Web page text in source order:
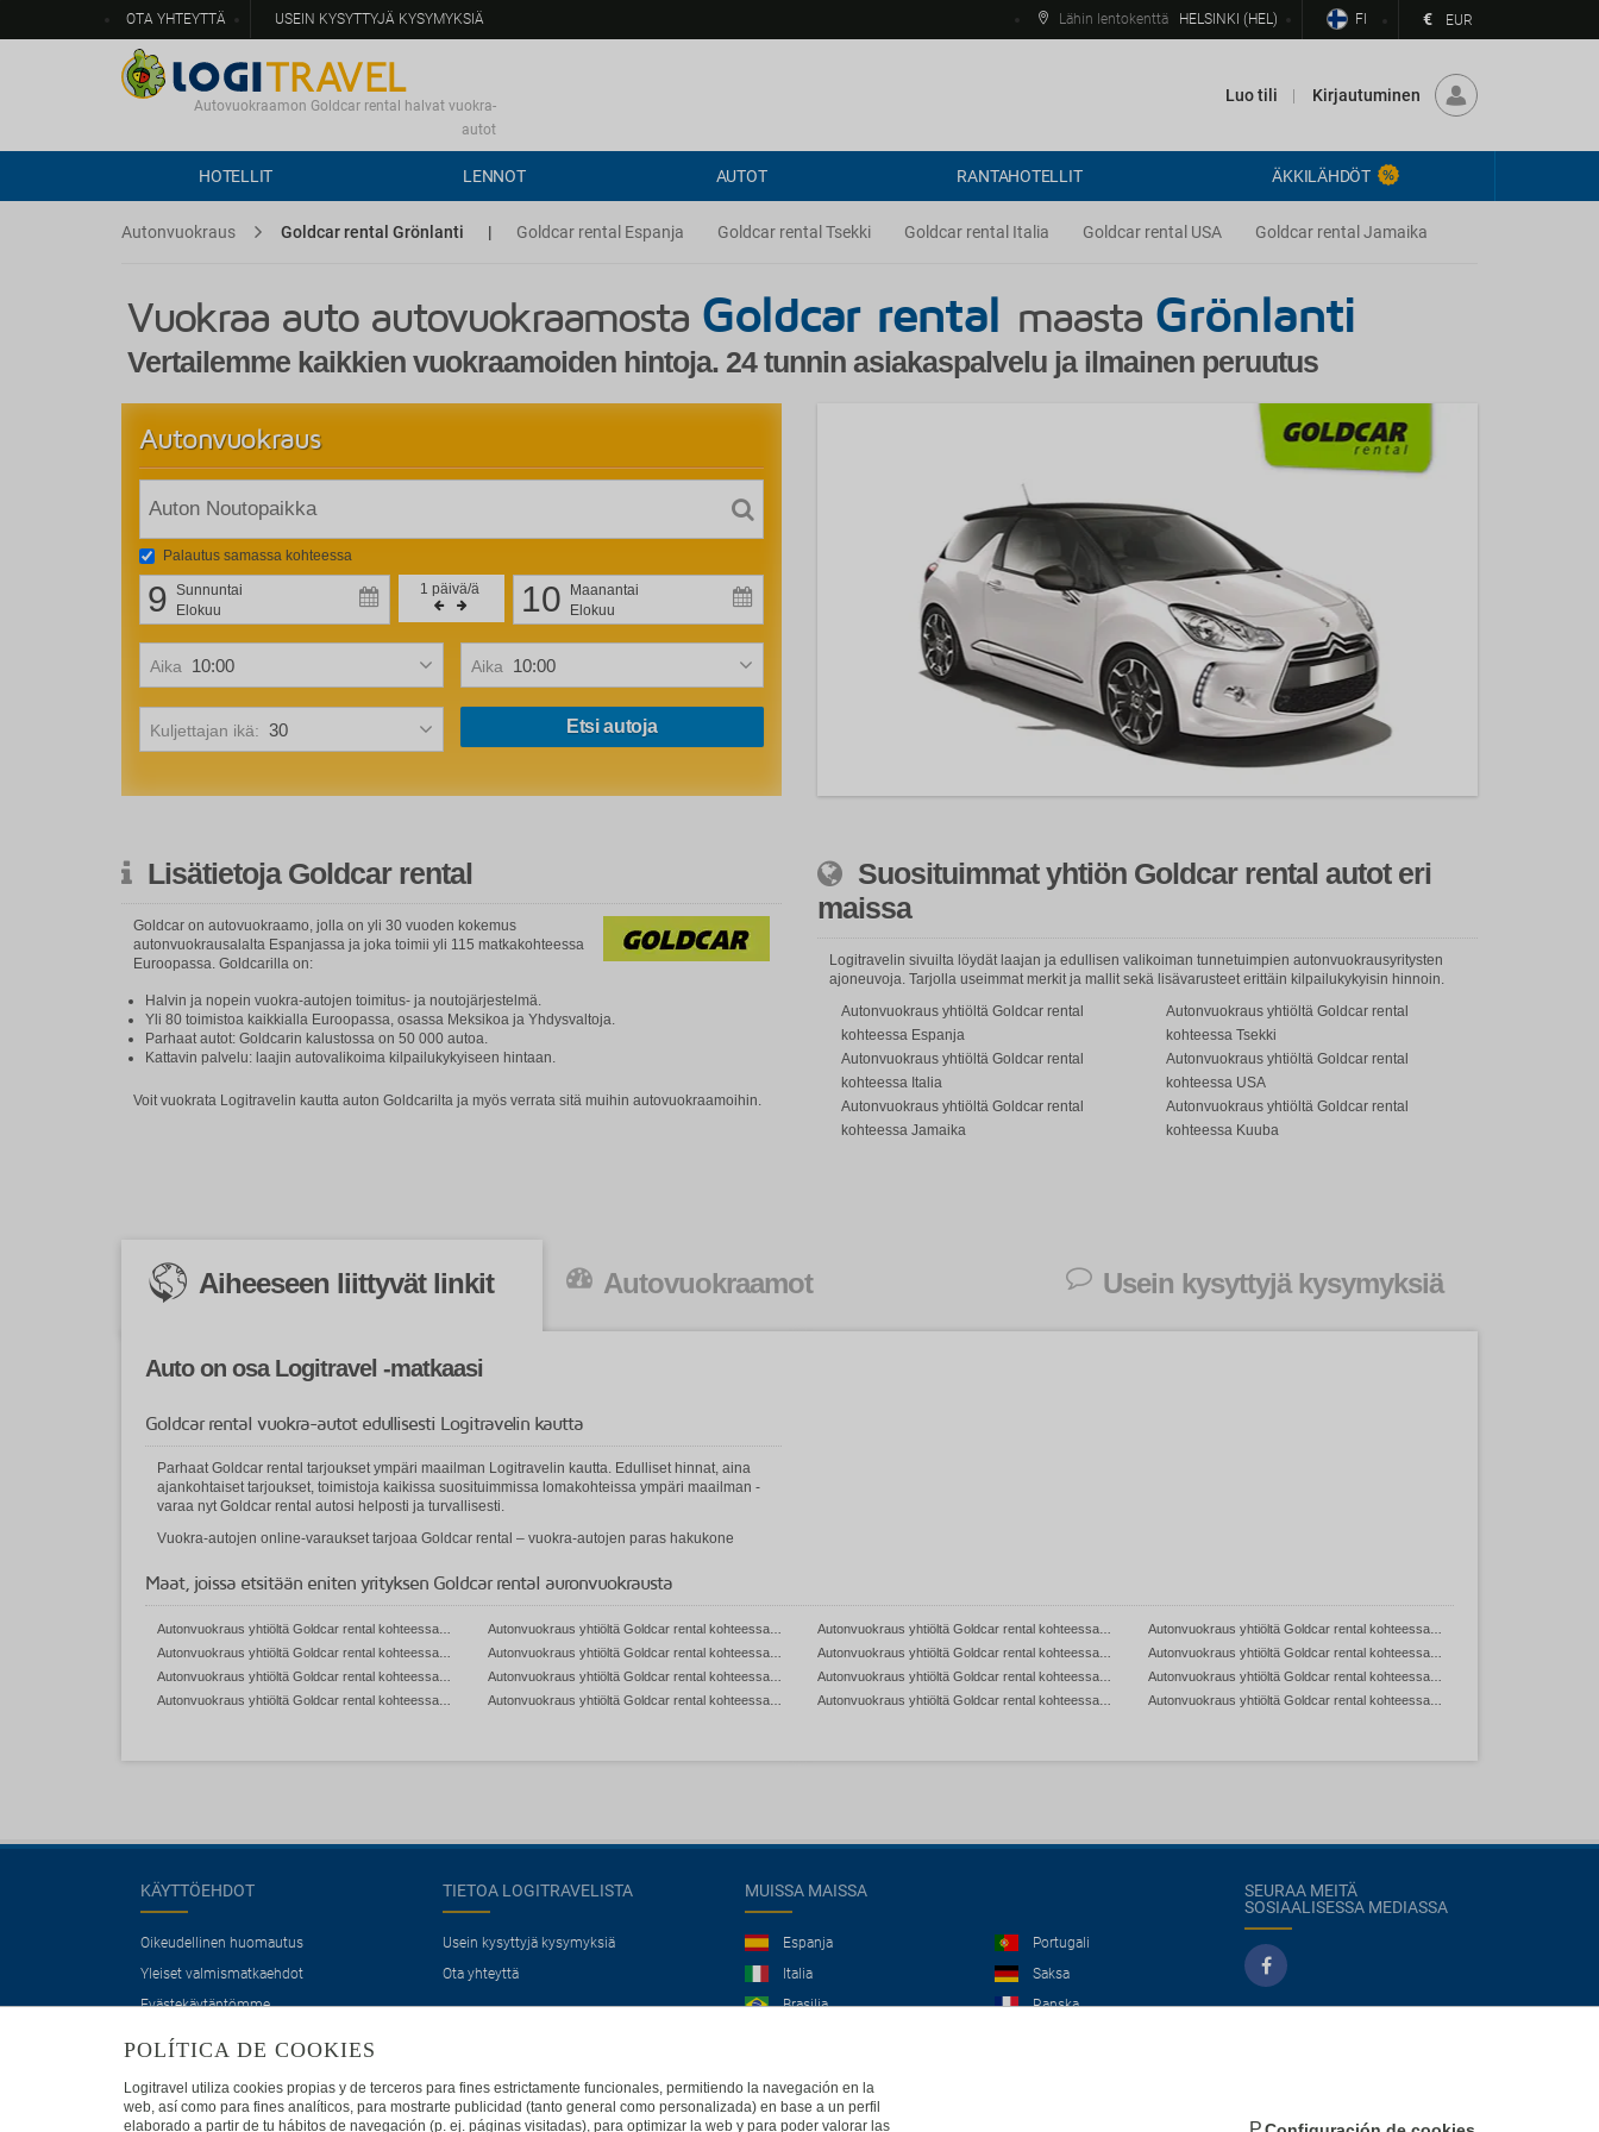
OTA YHTEYTTÄ USEIN KYSYTTYJÄ KYSYMYKSIÄ Lähin lentokenttä HELSINKI (HEL) FI € EUR
Autovuokraamon Goldcar rental halvat vuokra-
autot
Luo tili Kirjautuminen
HOTELLIT LENNOT AUTOT RANTAHOTELLIT ÄKKILÄHDÖT
Autonvuokraus Goldcar rental Grönlanti | Goldcar rental Espanja Goldcar rental Tsekki Goldcar rental Italia Goldcar rental USA Goldcar rental Jamaika
Vuokraa auto autovuokraamosta Goldcar rental maasta Grönlanti
Vertailemme kaikkien vuokraamoiden hintoja. 24 tunnin asiakaspalvelu ja ilmainen peruutus
Autonvuokraus
Palautus samassa kohteessa
9 Sunnuntai
Elokuu
1 päivä/ä 10
Maanantai
Elokuu
Aika Aika
Kuljettajan ikä: Etsi autoja
Lisätietoja Goldcar rental
Goldcar on autovuokraamo, jolla on yli 30 vuoden kokemus
autonvuokrausalalta Espanjassa ja joka toimii yli 115 matkakohteessa
Euroopassa. Goldcarilla on:
Halvin ja nopein vuokra-autojen toimitus- ja noutojärjestelmä.
Yli 80 toimistoa kaikkialla Euroopassa, osassa Meksikoa ja Yhdysvaltoja.
Parhaat autot: Goldcarin kalustossa on 50 000 autoa.
Kattavin palvelu: laajin autovalikoima kilpailukykyiseen hintaan.
Voit vuokrata Logitravelin kautta auton Goldcarilta ja myös verrata sitä muihin autovuokraamoihin.
Suosituimmat yhtiön Goldcar rental autot eri
maissa
Logitravelin sivuilta löydät laajan ja edullisen valikoiman tunnetuimpien autonvuokrausyritysten
ajoneuvoja. Tarjolla useimmat merkit ja mallit sekä lisävarusteet erittäin kilpailukykyisin hinnoin.
Autonvuokraus yhtiöltä Goldcar rental
kohteessa Espanja
Autonvuokraus yhtiöltä Goldcar rental
kohteessa Tsekki
Autonvuokraus yhtiöltä Goldcar rental
kohteessa Italia
Autonvuokraus yhtiöltä Goldcar rental
kohteessa USA
Autonvuokraus yhtiöltä Goldcar rental
kohteessa Jamaika
Autonvuokraus yhtiöltä Goldcar rental
kohteessa Kuuba
Aiheeseen liittyvät linkit Autovuokraamot Usein kysyttyjä kysymyksiä
Auto on osa Logitravel -matkaasi
Goldcar rental vuokra-autot edullisesti Logitravelin kautta
Parhaat Goldcar rental tarjoukset ympäri maailman Logitravelin kautta. Edulliset hinnat, aina
ajankohtaiset tarjoukset, toimistoja kaikissa suosituimmissa lomakohteissa ympäri maailman -
varaa nyt Goldcar rental autosi helposti ja turvallisesti.
Vuokra-autojen online-varaukset tarjoaa Goldcar rental – vuokra-autojen paras hakukone
Maat, joissa etsitään eniten yrityksen Goldcar rental auronvuokrausta
Autonvuokraus yhtiöltä Goldcar rental kohteessa Tsekki
Autonvuokraus yhtiöltä Goldcar rental kohteessa USA
Autonvuokraus yhtiöltä Goldcar rental kohteessa Kuuba
Autonvuokraus yhtiöltä Goldcar rental kohteessa Bosnia ja Hertsegovina
Autonvuokraus yhtiöltä Goldcar rental kohteessa Albania
Autonvuokraus yhtiöltä Goldcar rental kohteessa Ranska
Autonvuokraus yhtiöltä Goldcar rental kohteessa Romania Autonvuokraus yhtiöltä Goldcar rental kohteessa Portugali
KÄYTTÖEHDOT
Oikeudellinen huomautus
Yleiset valmismatkaehdot
Evästekäytäntömme
TIETOA LOGITRAVELISTA
Usein kysyttyjä kysymyksiä
Ota yhteyttä
MUISSA MAISSA
Espanja
Portugali
Italia
Saksa
Brasilia
Ranska
SEURAA MEITÄ
SOSIAALISESSA MEDIASSA
POLÍTICA DE COOKIES
Logitravel utiliza cookies propias y de terceros para fines estrictamente funcionales, permitiendo la navegación en la
web, así como para fines analíticos, para mostrarte publicidad (tanto general como personalizada) en base a un perfil
elaborado a partir de tu hábitos de navegación (p. ej. páginas visitadas), para optimizar la web y para poder valorar las